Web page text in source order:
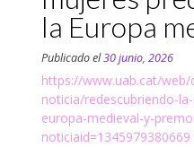
la Europa
Publicado el30 junio, 2026
https://www.uab.cat/web/
noticia/redescubriendo-
europa-medieval-y-
noticiaid=1345979380669